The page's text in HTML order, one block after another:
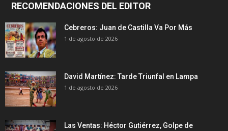
RECOMENDACIONES DEL EDITOR
Cebreros: Juan de Castilla Va Por Más
1 de agosto de 2026
David Martínez: Tarde Triunfal en Lampa
1 de agosto de 2026
Las Ventas: Héctor Gutiérrez, Golpe de